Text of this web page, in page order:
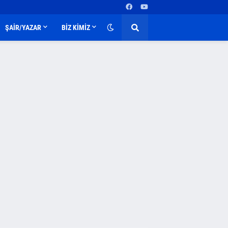
ŞAİR/YAZAR BİZ KİMİZ